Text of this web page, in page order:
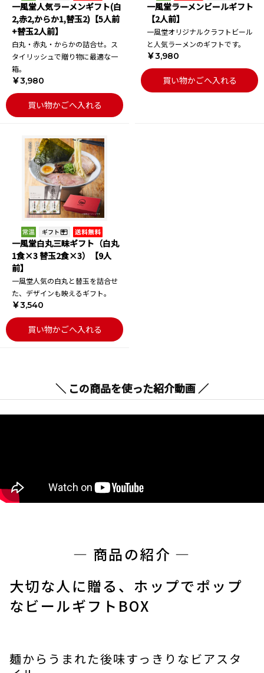
一風堂人気ラーメンギフト(白
2,赤2,からか1,替玉2)【5人前
+替玉2人前】
白丸・赤丸・からかの詰合せ。ス
タイリッシュで贈り物に最適な一
箱。
￥3,980
買い物かごへ入れる
一風堂ラーメンビールギフト
【2人前】
一風堂オリジナルクラフトビール
と人気ラーメンのギフトです。
￥3,980
買い物かごへ入れる
一風堂白丸三昧ギフト（白丸
1食×3 替玉2食×3）【9人
前】
一風堂人気の白丸と替玉を詰合せ
た、デザインも映えるギフト。
￥3,540
買い物かごへ入れる
＼ この商品を使った紹介動画 ／
― 商品の紹介 ―
大切な人に贈る、ホップでポップ
なビールギフトBOX
麺からうまれた後味すっきりなビアスタ